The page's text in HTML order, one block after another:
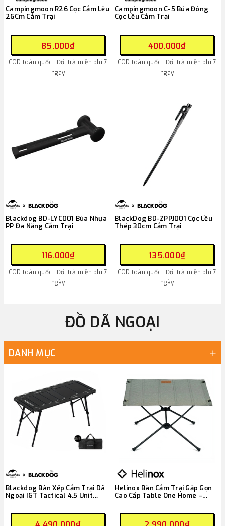
Campingmoon R26 Cọc Cắm Lều
26Cm Cắm Trại
85.000₫
COD toàn quốc · Đổi trả miễn phí 7
ngày
Campingmoon C-5 Búa Đóng
Cọc Lều Cắm Trại
400.000₫
COD toàn quốc · Đổi trả miễn phí 7
ngày
Blackdog BD-LYC001 Búa Nhựa
PP Đa Năng Cắm Trại
116.000₫
COD toàn quốc · Đổi trả miễn phí 7
ngày
BlackDog BD-ZPPJ001 Cọc Lều
Thép 30cm Cắm Trại
135.000₫
COD toàn quốc · Đổi trả miễn phí 7
ngày
ĐỒ DÃ NGOẠI
DANH MỤC
Blackdog Bàn Xếp Cắm Trại Dã
Ngoại IGT Tactical 4.5 Unit
Helinox Bàn Cắm Trại Gấp Gọn
Cao Cấp Table One Home –